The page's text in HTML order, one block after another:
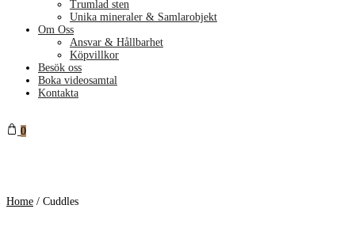
Trumlad sten
Unika mineraler & Samlarobjekt
Om Oss
Ansvar & Hållbarhet
Köpvillkor
Besök oss
Boka videosamtal
Kontakta
0
Home / Cuddles